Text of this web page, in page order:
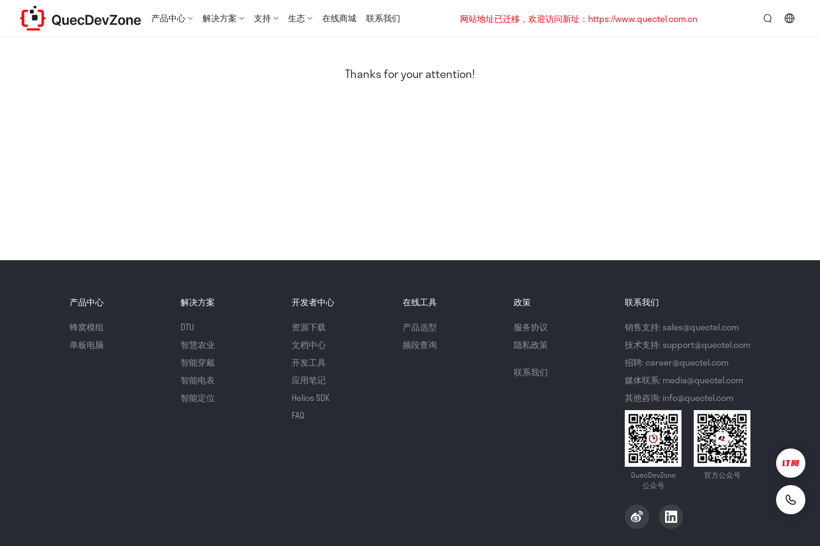
产品中心 解决方案 支持 生态 在线商城 联系我们
网站地址已迁移，欢迎访问新址：https://www.quectel.com.cn
Thanks for your attention!
产品中心
蜂窝模组
单板电脑
解决方案
DTU
智慧农业
智能穿戴
智能电表
智能定位
开发者中心
资源下载
文档中心
开发工具
应用笔记
Helios SDK
FAQ
在线工具
产品选型
频段查询
政策
服务协议
隐私政策
联系我们
联系我们
销售支持: sales@quectel.com
技术支持: support@quectel.com
招聘: career@quectel.com
媒体联系: media@quectel.com
其他咨询: info@quectel.com
QuecDevZone
公众号
官方公众号